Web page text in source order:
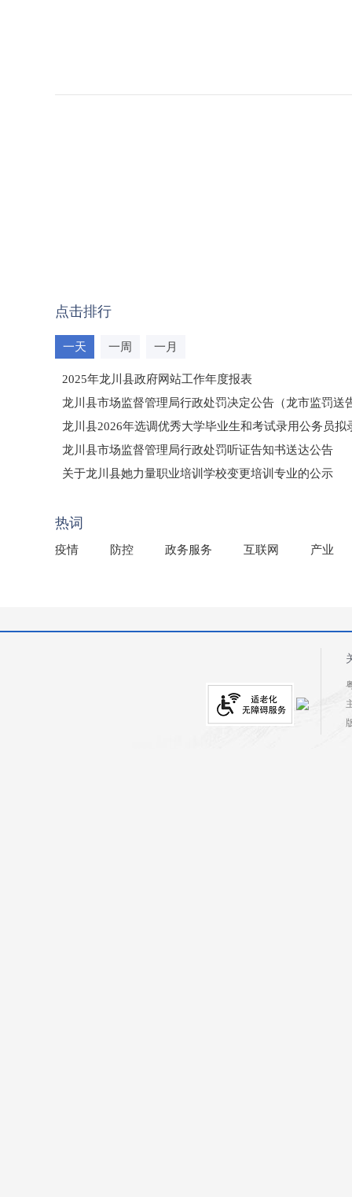
点击排行
一天 一周 一月
2025年龙川县政府网站工作年度报表
龙川县市场监督管理局行政处罚决定公告（龙市监罚送
龙川县2026年选调优秀大学毕业生和考试录用公务员拟
龙川县市场监督管理局行政处罚听证告知书送达公告
（龙市监罚送告〔2026〕71号）
关于龙川县她力量职业培训学校变更培训专业的公示
热词
疫情 防控 政务服务 互联网 产业